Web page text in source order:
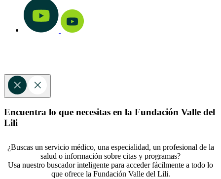
Encuentra lo que necesitas en la Fundación Valle del
Lili
¿Buscas un servicio médico, una especialidad, un profesional de la
salud o información sobre citas y programas?
Usa nuestro buscador inteligente para acceder fácilmente a todo lo
que ofrece la Fundación Valle del Lili.